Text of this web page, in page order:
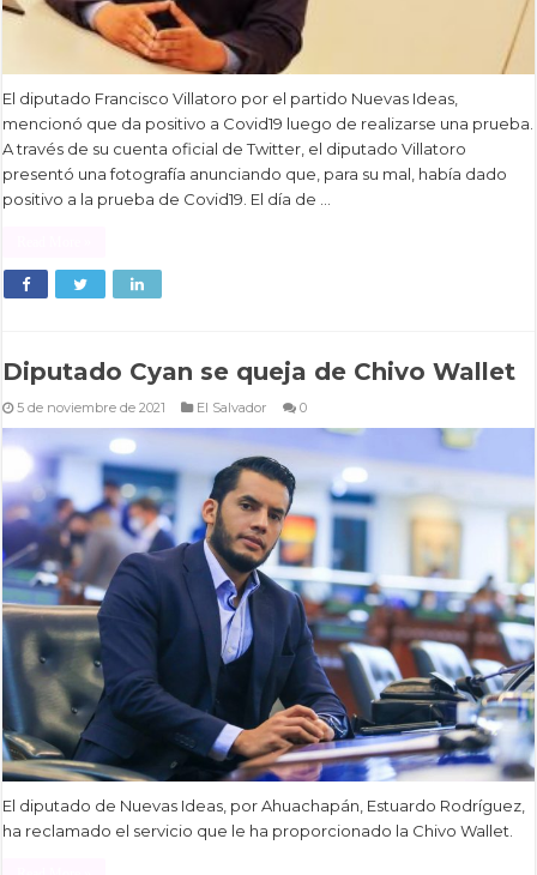
El diputado Francisco Villatoro por el partido Nuevas Ideas,
mencionó que da positivo a Covid19 luego de realizarse una prueba.
A través de su cuenta oficial de Twitter, el diputado Villatoro
presentó una fotografía anunciando que, para su mal, había dado
positivo a la prueba de Covid19. El día de …
Diputado Cyan se queja de Chivo Wallet
5 de noviembre de 2021 El Salvador 0
El diputado de Nuevas Ideas, por Ahuachapán, Estuardo Rodríguez,
ha reclamado el servicio que le ha proporcionado la Chivo Wallet.